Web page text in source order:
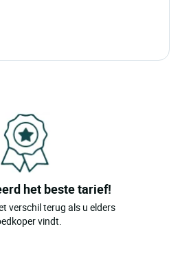
het beste tarief!
verschil terug als u elders
vindt.